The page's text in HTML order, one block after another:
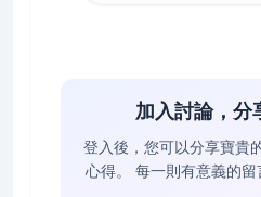
加入討論，分
登入後，您可以分享寶貴
心得。
每一則有意義的